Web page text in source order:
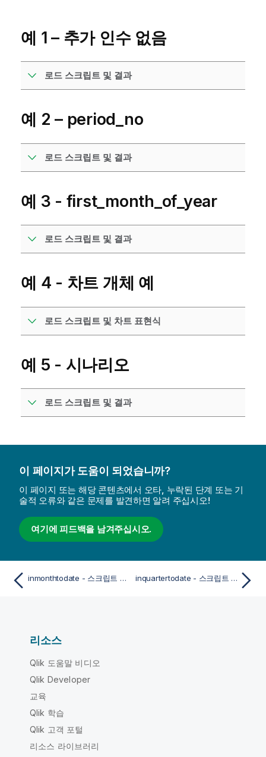
예 1 – 추가 인수 없음
로드 스크립트 및 결과
예 2 – period_no
로드 스크립트 및 결과
예 3 - first_month_of_year
로드 스크립트 및 결과
예 4 - 차트 개체 예
로드 스크립트 및 차트 표현식
예 5 - 시나리오
로드 스크립트 및 결과
이 페이지가 도움이 되었습니까?
이 페이지 또는 해당 콘텐츠에서 오타, 누락된 단계 또는 기
술적 오류와 같은 문제를 발견하면 알려 주십시오!
여기에 피드백을 남겨주십시오.
inmonthtodate - 스크립트 및 차트 함수 inquartertodate - 스크립트 및 차트 함수
리소스
Qlik 도움말 비디오
Qlik Developer
교육
Qlik 학습
Qlik 고객 포털
리소스 라이브러리